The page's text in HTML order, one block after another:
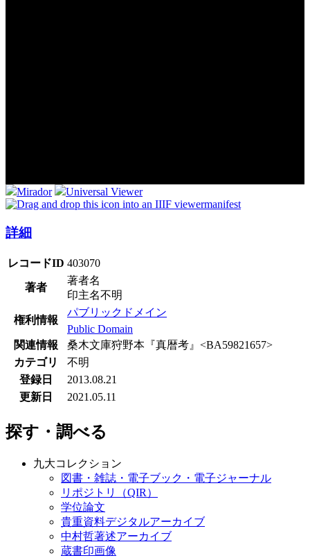
Mirador
Universal Viewer
manifest
詳細
レコードID 403070
著者
著者名
印主名不明
権利情報
パブリックドメイン
Public Domain
関連情報
桑木文庫狩野本『真暦考』<BA59821657>
カテゴリ
不明
登録日
2013.08.21
更新日
2021.05.11
探す・調べる
九大コレクション
図書・雑誌・電子ブック・電子ジャーナル
リポジトリ（QIR）
学位論文
貴重資料デジタルアーカイブ
中村哲著述アーカイブ
蔵書印画像